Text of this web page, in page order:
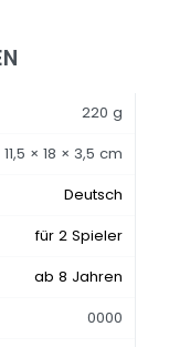
220 g
11,5 × 18 × 3,5 cm
Deutsch
für 2 Spieler
ab 8 Jahren
0000